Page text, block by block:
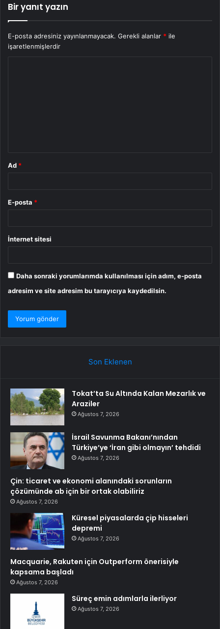
Bir yanıt yazın
E-posta adresiniz yayınlanmayacak. Gerekli alanlar * ile
işaretlenmişlerdir
Ad *
E-posta *
İnternet sitesi
Daha sonraki yorumlarımda kullanılması için adım, e-posta
adresim ve site adresim bu tarayıcıya kaydedilsin.
Son Eklenen
Tokat’ta Su Altında Kalan Mezarlık ve
Araziler
Ağustos 7, 2026
İsrail Savunma Bakanı’nından
Türkiye’ye ‘İran gibi olmayın’ tehdidi
Ağustos 7, 2026
Çin: ticaret ve ekonomi alanındaki sorunların
çözümünde ab için bir ortak olabiliriz
Ağustos 7, 2026
Küresel piyasalarda çip hisseleri
depremi
Ağustos 7, 2026
Macquarie, Rakuten için Outperform önerisiyle
kapsama başladı
Ağustos 7, 2026
Süreç emin adımlarla ilerliyor
Ağustos 7, 2026